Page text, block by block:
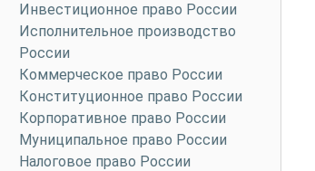
Инвестиционное право России
Исполнительное производство
России
Коммерческое право России
Конституционное право России
Корпоративное право России
Муниципальное право России
Налоговое право России